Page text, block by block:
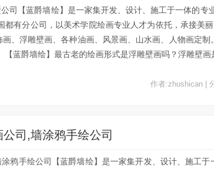
司【蓝爵墙绘】是一家集开发、设计、施工于一体的专
都有分公司，以美术学院绘画专业人才为依托，承接美
、浮雕壁画、各种油画、风景画、山水画、人物画定
蓝爵墙绘】最古老的绘画形式是浮雕壁画吗？浮雕壁画
作者:zhushican |
司,墙涂鸦手绘公司
鸦手绘公司【蓝爵墙绘】是一家集开发、设计、施工于